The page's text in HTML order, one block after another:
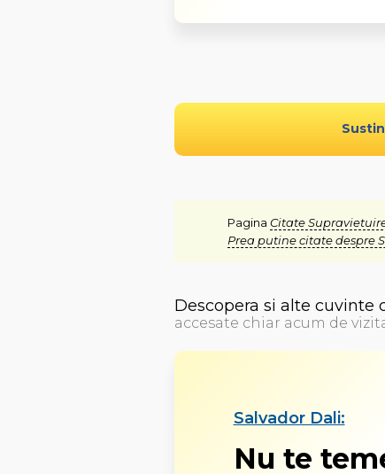
Pagina Citate
Prea putine citate despre
Descopera si alte cuvinte
accesate chiar acum de
Salvador Dali:
Nu te